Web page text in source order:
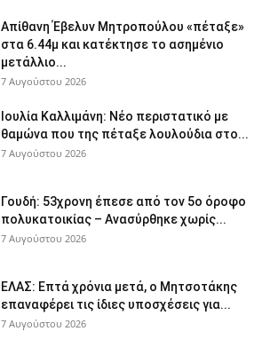
Απίθανη Έβελυν Μητροπούλου «πέταξε»
στα 6.44μ και κατέκτησε το ασημένιο
μετάλλιο...
7 Αυγούστου 2026
Ιουλία Καλλιμάνη: Νέο περιστατικό με
θαμώνα που της πέταξε λουλούδια στο...
7 Αυγούστου 2026
Γουδή: 53χρονη έπεσε από τον 5ο όροφο
πολυκατοικίας – Ανασύρθηκε χωρίς...
7 Αυγούστου 2026
ΕΛΑΣ: Επτά χρόνια μετά, ο Μητσοτάκης
επαναφέρει τις ίδιες υποσχέσεις για...
7 Αυγούστου 2026